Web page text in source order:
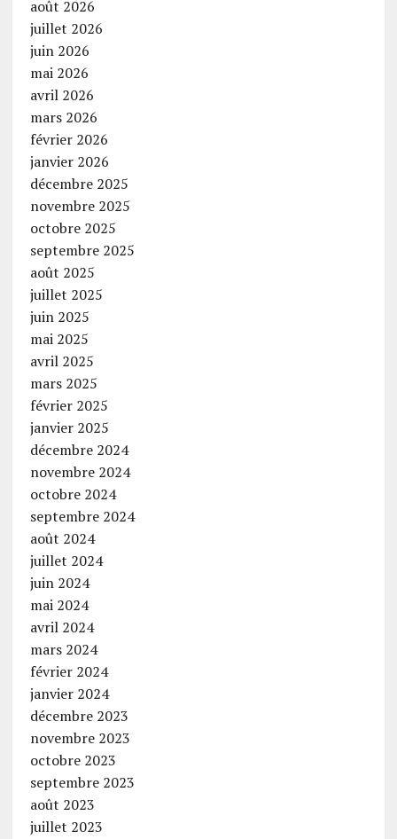
août 2026
juillet 2026
juin 2026
mai 2026
avril 2026
mars 2026
février 2026
janvier 2026
décembre 2025
novembre 2025
octobre 2025
septembre 2025
août 2025
juillet 2025
juin 2025
mai 2025
avril 2025
mars 2025
février 2025
janvier 2025
décembre 2024
novembre 2024
octobre 2024
septembre 2024
août 2024
juillet 2024
juin 2024
mai 2024
avril 2024
mars 2024
février 2024
janvier 2024
décembre 2023
novembre 2023
octobre 2023
septembre 2023
août 2023
juillet 2023